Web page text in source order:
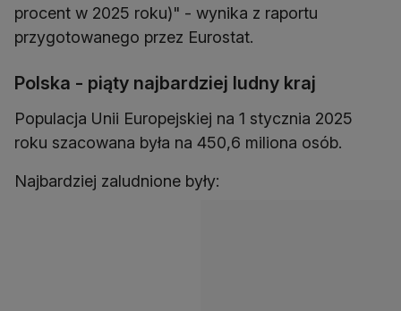
procent w 2025 roku)" - wynika z raportu
przygotowanego przez Eurostat.
Polska - piąty najbardziej ludny kraj
Populacja Unii Europejskiej na 1 stycznia 2025
roku szacowana była na 450,6 miliona osób.
Najbardziej zaludnione były: